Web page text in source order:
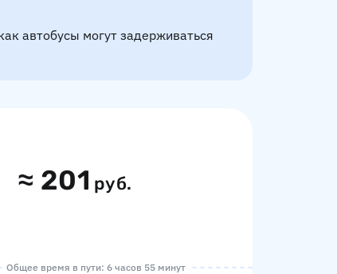
автобусы могут задерживаться
≈ 201 руб.
Общее время в пути: 6 часов 55 минут